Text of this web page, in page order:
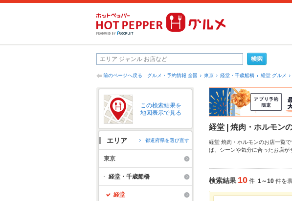
前のページへ戻る グルメ・予約情報 全国 東京 経堂・千歳船橋 経堂 グルメ
この検索結果を
地図表示で見る
エリア 都道府県を選び直す
東京
経堂・千歳船橋
経堂
経堂 | 焼肉・ホルモン
経堂 焼肉・ホルモンのお店一覧
ば、シーンや気分に合ったお店
や季節のおすすめ料理など、お
検索結果 10 件 1～10 件を